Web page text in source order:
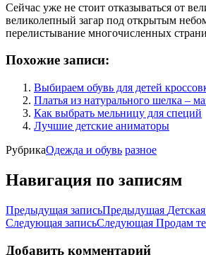
Сейчас уже не стоит отказываться от
великолепный загар под открытым
перелистывание многочисленных
Похожие записи:
Выбираем обувь для детей
Платья из натурального шелка –
Как выбрать мельницу для специй
Лучшие детские аниматоры
РубрикаОдежда и обувь разное
Навигация по записям
Предыдущая записьПредыдущая
Следующая записьСледующая Продам
Добавить комментарий